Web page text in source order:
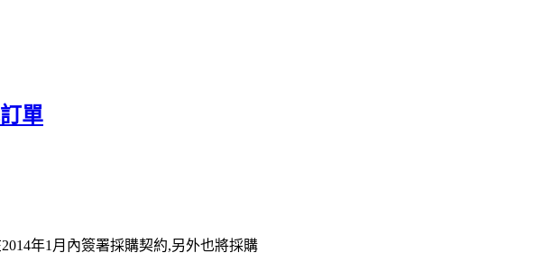
單
年1月內簽署採購契約,另外也將採購